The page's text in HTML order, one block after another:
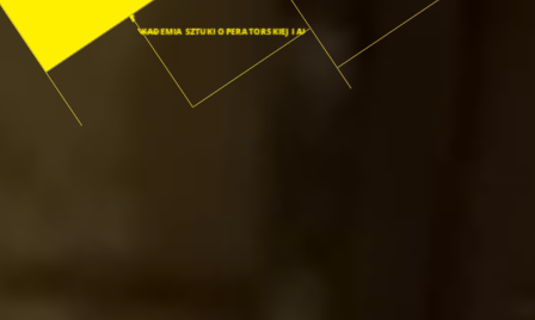
03
AKADEMIA SZTUKI OPERATORSKIEJ I AI